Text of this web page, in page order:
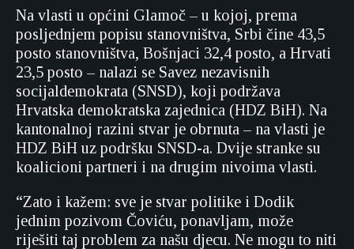
Na vlasti u općini Glamoč – u kojoj, prema
posljednjem popisu stanovništva, Srbi čine 43,5
posto stanovništva, Bošnjaci 32,4 posto, a Hrvati
23,5 posto – nalazi se Savez nezavisnih
socijaldemokrata (SNSD), koji podržava
Hrvatska demokratska zajednica (HDZ BiH). Na
kantonalnoj razini stvar je obrnuta – na vlasti je
HDZ BiH uz podršku SNSD-a. Dvije stranke su
koalicioni partneri i na drugim nivoima vlasti.
“Zato i kažem: sve je stvar politike i Dodik
jednim pozivom Čoviću, ponavljam, može
riješiti taj problem za našu djecu. Ne mogu to niti